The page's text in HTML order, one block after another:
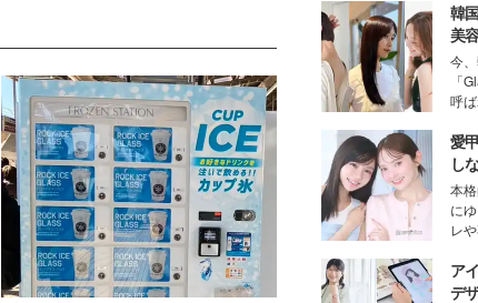
ニ
デ
談
ら
の
ー
た。
韓
美
「
今
「
呼
シ
し
め
子
な
女
ま
愛
し
対
本
に
レ
モ
好
ア
デ